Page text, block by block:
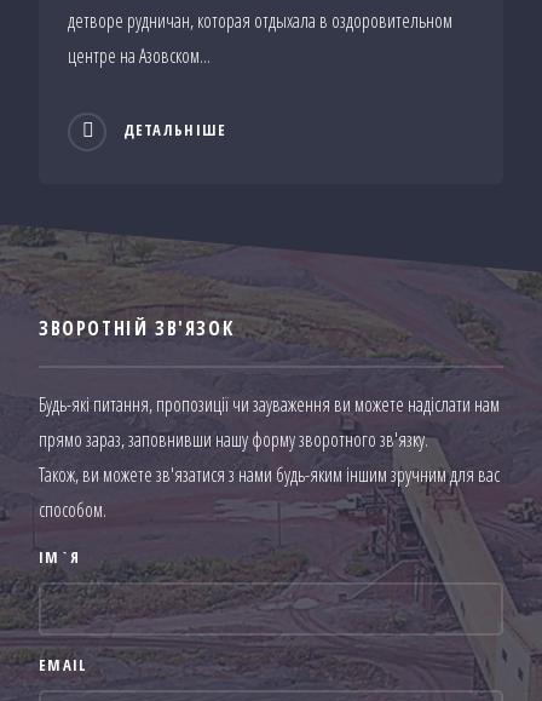
детворе рудничан, которая отдыхала в оздоровительном
центре на Азовском...
ДЕТАЛЬНІШЕ
ЗВОРОТНІЙ ЗВ'ЯЗОК
Будь-які питання, пропозиції чи зауваження ви можете надіслати нам
прямо зараз, заповнивши нашу форму зворотного зв'язку.
Також, ви можете зв'язатися з нами будь-яким іншим зручним для вас
способом.
ІМ`Я
EMAIL